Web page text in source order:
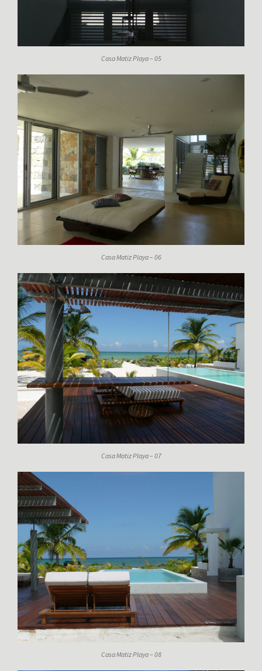
Casa Matiz Playa – 05
Casa Matiz Playa – 06
Casa Matiz Playa – 07
Casa Matiz Playa – 08